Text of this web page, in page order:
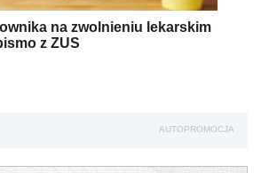
na zwolnieniu lekarskim
z ZUS
AUTOPROMOCJA